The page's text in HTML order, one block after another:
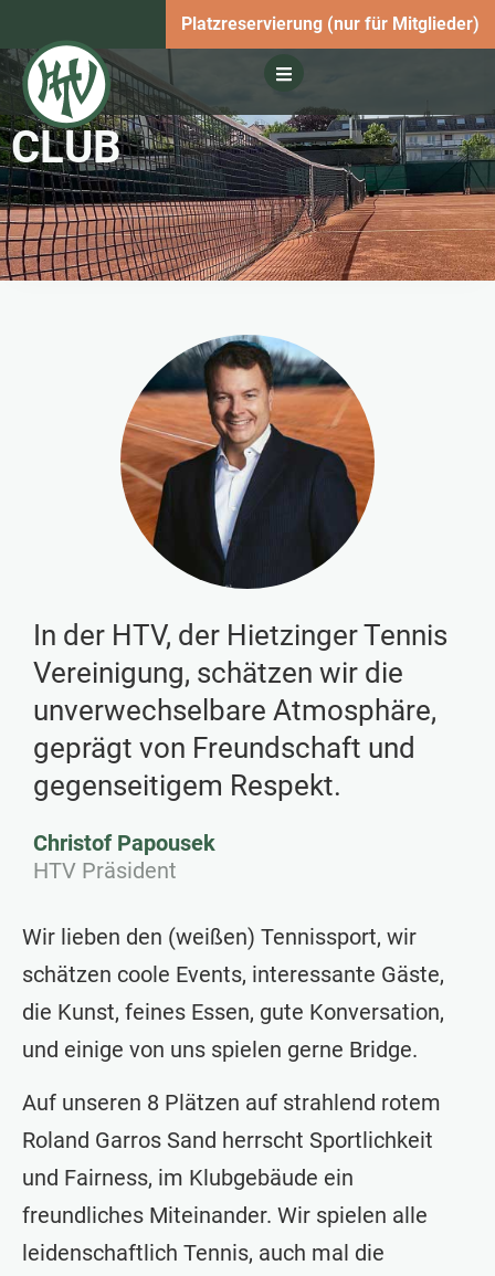
Platzreservierung (nur für Mitglieder)
CLUB
In der HTV, der Hietzinger Tennis
Vereinigung, schätzen wir die
unverwechselbare Atmosphäre,
geprägt von Freundschaft und
gegenseitigem Respekt.
Christof Papousek
HTV Präsident
Wir lieben den (weißen) Tennissport, wir
schätzen coole Events, interessante Gäste,
die Kunst, feines Essen, gute Konversation,
und einige von uns spielen gerne Bridge.
Auf unseren 8 Plätzen auf strahlend rotem
Roland Garros Sand herrscht Sportlichkeit
und Fairness, im Klubgebäude ein
freundliches Miteinander. Wir spielen alle
leidenschaftlich Tennis, auch mal die